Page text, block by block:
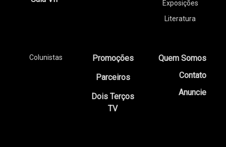
Exposições
Literatura
Colunistas
Promoções
Parceiros
Dois Terços
TV
Quem Somos
Contato
Anuncie